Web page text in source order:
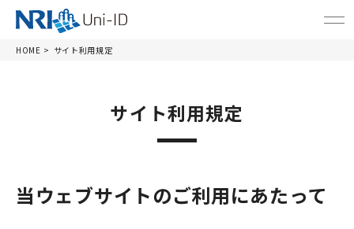
HOME サイト利用規定
サイト利用規定
当ウェブサイトのご利用にあたって